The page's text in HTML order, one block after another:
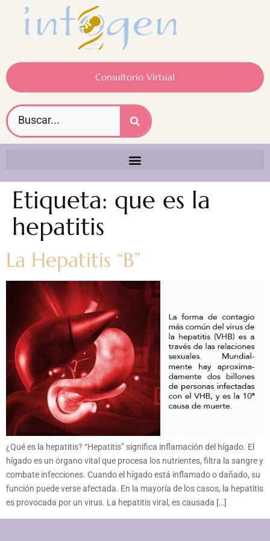
Consultorio Virtual
Etiqueta: que es la
hepatitis
La Hepatitis “B”
¿Qué es la hepatitis? “Hepatitis” significa inflamación del hígado. El
hígado es un órgano vital que procesa los nutrientes, filtra la sangre y
combate infecciones. Cuando el hígado está inflamado o dañado, su
función puede verse afectada. En la mayoría de los casos, la hepatitis
es provocada por un virus. La hepatitis viral, es causada […]